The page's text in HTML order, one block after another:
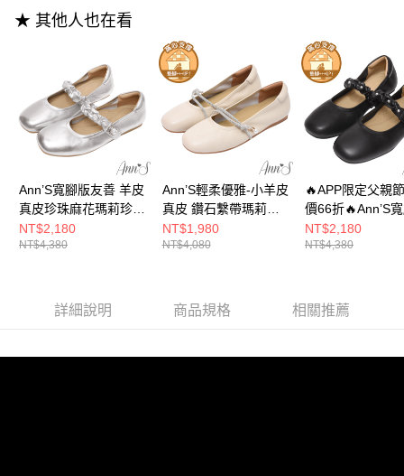
【注意事項】
１．透過由恩沛科技股份有限公司提供之「AFTEE先享後付」服務完成之交
易，需依本服務之必要範圍內提供個人資料，並將交易相關給付款項請求債
權轉讓予恩沛科技股份有限公司。
２．關於個人資料處理事宜，請瀏覽以下網址：
https://aftee.tw/terms/#terms3
３．未成年的使用者請事先徵得法定代理人或監護人之同意方可使用
「AFTEE先享後付」，若未經同意申辦者引起之損失，本公司不負相關責
４．使用「AFTEE先享後付」時，將依據個別帳號之用戶狀況，依本公司即
時審查核予不同之上限額度；若仍有額度不足之情形，本公司將視審查結果
請求用戶進行身份認證。
５．嚴禁一人註冊多個帳號或使用他人資訊註冊。若發現惡意使用之情形，
恩沛科技股份有限公司將有權停止該用戶之使用額度並採取法律行動。
7-11付款取貨
每筆NT$100，滿NT$999(含以上)免運費
付款後7-11取貨
每筆NT$100，滿NT$999(含以上)免運費
宅配
每筆NT$100，滿NT$999(含以上)免運費
國家/地區配送(非順豐配送，勿填寫順豐智能櫃地址) 查看運費
國家/地區配送(限中國大陸地區) 查看運費
★ 其他人也在看
Ann’S寬腳版友善 羊皮
真皮珍珠麻花瑪莉珍平
底娃娃鞋1.5cm-銀
NT$2,180
NT$4,380
Ann’S輕柔優雅-小羊皮
真皮 鑽石繫帶瑪莉珍
平底娃娃鞋-米白
NT$1,980
NT$4,080
🔥APP限定父親
價66折🔥Ann’S
友善 羊皮真皮珍
花瑪莉珍平底娃
NT$2,180
NT$4,380
詳細說明 商品規格 相關推薦